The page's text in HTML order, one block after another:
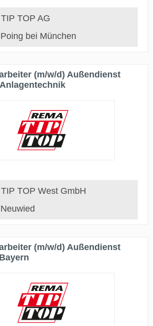
TOP AG
bei München
(m/w/d) Außendienst
TOP West GmbH
(m/w/d) Außendienst